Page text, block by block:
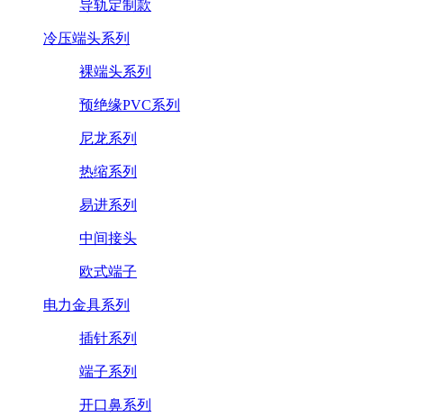
导轨定制款
冷压端头系列
裸端头系列
预绝缘PVC系列
尼龙系列
热缩系列
易进系列
中间接头
欧式端子
电力金具系列
插针系列
端子系列
开口鼻系列